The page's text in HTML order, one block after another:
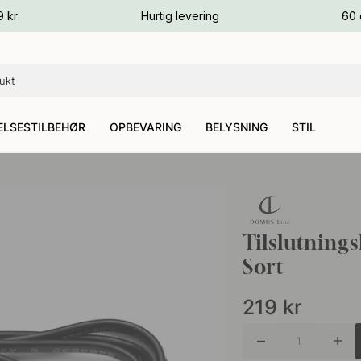
kr Hurtig levering 60
OPBEVARING BELYSNING STIL
Sort
219 kr